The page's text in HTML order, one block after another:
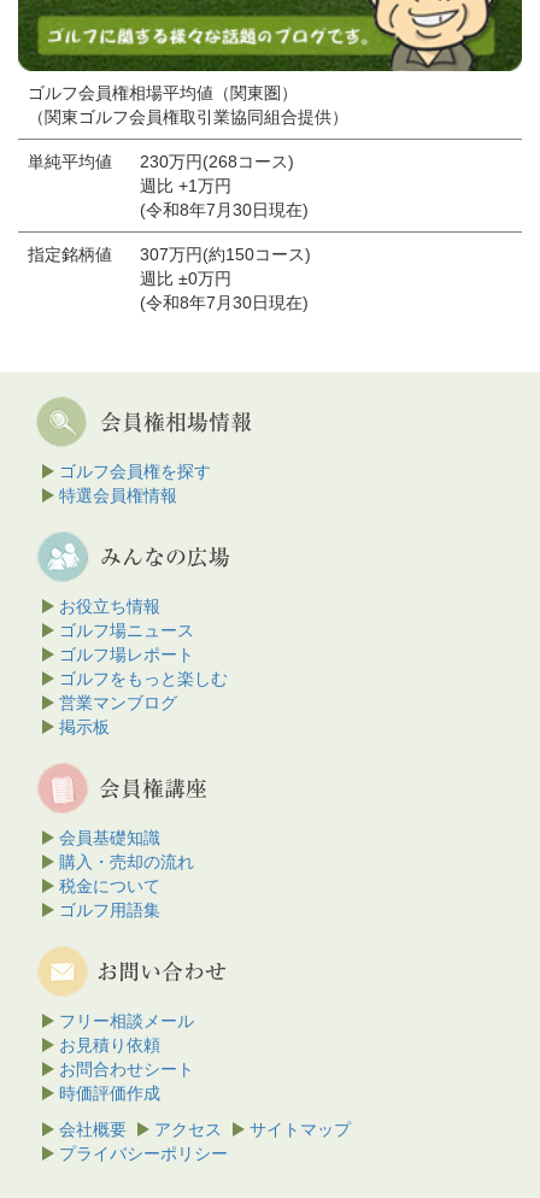
ゴルフ会員権相場平均値（関東圏）
（関東ゴルフ会員権取引業協同組合提供）
単純平均値
230万円(268コース)
週比 +1万円
(令和8年7月30日現在)
指定銘柄値
307万円(約150コース)
週比 ±0万円
(令和8年7月30日現在)
ゴルフ会員権を探す
特選会員権情報
お役立ち情報
ゴルフ場ニュース
ゴルフ場レポート
ゴルフをもっと楽しむ
営業マンブログ
掲示板
会員基礎知識
購入・売却の流れ
税金について
ゴルフ用語集
フリー相談メール
お見積り依頼
お問合わせシート
時価評価作成
会社概要
アクセス
サイトマップ
プライバシーポリシー